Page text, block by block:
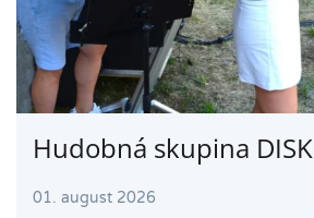
Hudobná skupina DISK
01. august 2026